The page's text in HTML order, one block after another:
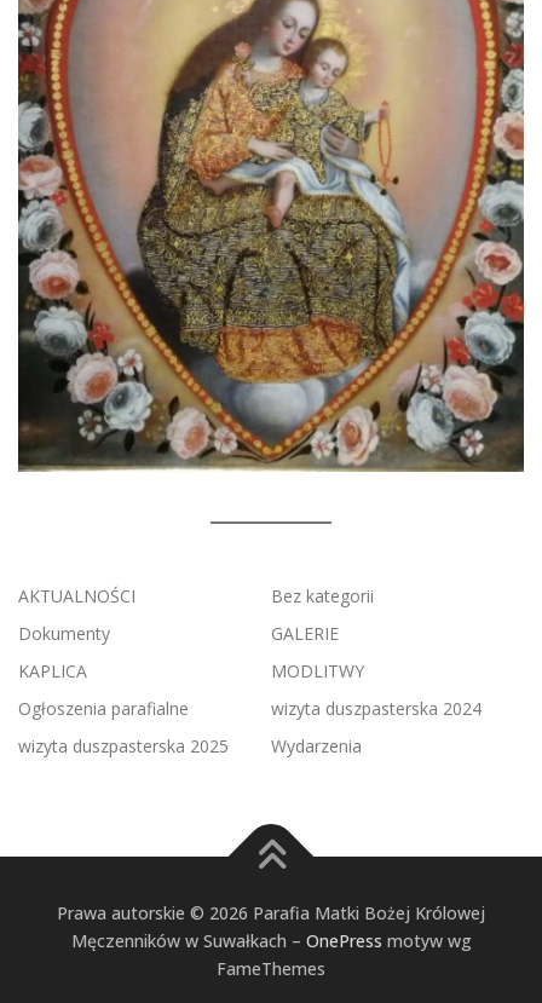
AKTUALNOŚCI
Bez kategorii
Dokumenty
GALERIE
KAPLICA
MODLITWY
Ogłoszenia parafialne
wizyta duszpasterska 2024
wizyta duszpasterska 2025
Wydarzenia
Prawa autorskie © 2026 Parafia Matki Bożej Królowej
Męczenników w Suwałkach – OnePress motyw wg
FameThemes